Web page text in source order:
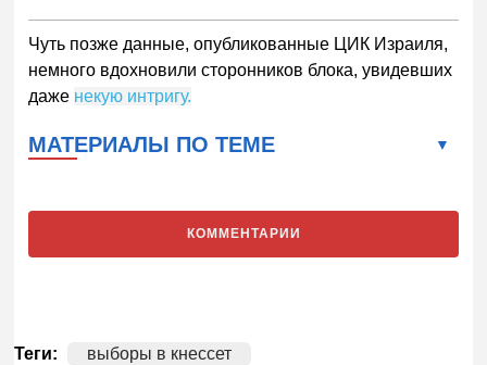
Чуть позже данные, опубликованные ЦИК Израиля,
немного вдохновили сторонников блока, увидевших
даже некую интригу.
МАТЕРИАЛЫ ПО ТЕМЕ
КОММЕНТАРИИ
Теги: выборы в кнессет